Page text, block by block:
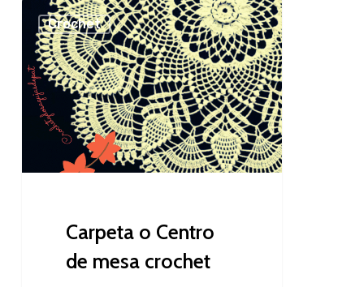
Carpeta
Centro
de
mesa
crochet
Crochet
Carpeta o Centro
de mesa crochet